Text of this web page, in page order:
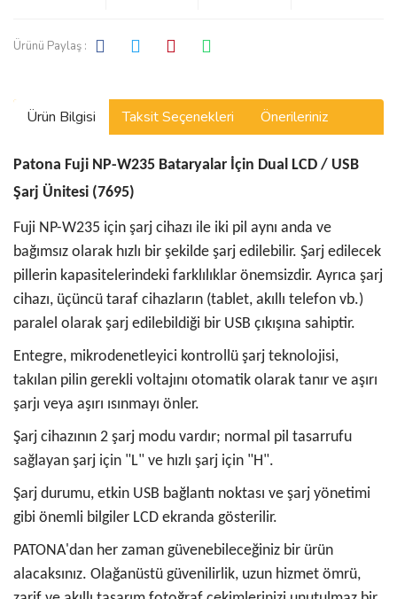
Ürünü Paylaş :
Ürün Bilgisi Taksit Seçenekleri Önerileriniz
Patona Fuji NP-W235 Bataryalar İçin Dual LCD / USB
Şarj Ünitesi (7695)
Fuji NP-W235 için şarj cihazı ile iki pil aynı anda ve
bağımsız olarak hızlı bir şekilde şarj edilebilir. Şarj edilecek
pillerin kapasitelerindeki farklılıklar önemsizdir. Ayrıca şarj
cihazı, üçüncü taraf cihazların (tablet, akıllı telefon vb.)
paralel olarak şarj edilebildiği bir USB çıkışına sahiptir.
Entegre, mikrodenetleyici kontrollü şarj teknolojisi,
takılan pilin gerekli voltajını otomatik olarak tanır ve aşırı
şarjı veya aşırı ısınmayı önler.
Şarj cihazının 2 şarj modu vardır; normal pil tasarrufu
sağlayan şarj için "L" ve hızlı şarj için "H".
Şarj durumu, etkin USB bağlantı noktası ve şarj yönetimi
gibi önemli bilgiler LCD ekranda gösterilir.
PATONA'dan her zaman güvenebileceğiniz bir ürün
alacaksınız. Olağanüstü güvenilirlik, uzun hizmet ömrü,